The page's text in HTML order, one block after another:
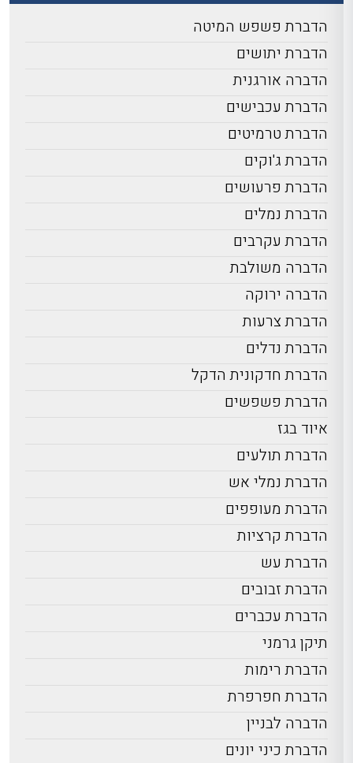
הדברת פשפש המיטה
הדברת יתושים
הדברה אורגנית
הדברת עכבישים
הדברת טרמיטים
הדברת ג'וקים
הדברת פרעושים
הדברת נמלים
הדברת עקרבים
הדברה משולבת
הדברה ירוקה
הדברת צרעות
הדברת נדלים
הדברת חדקונית הדקל
הדברת פשפשים
איוד בגז
הדברת תולעים
הדברת נמלי אש
הדברת מעופפים
הדברת קרציות
הדברת עש
הדברת זבובים
הדברת עכברים
תיקן גרמני
הדברת רימות
הדברת חפרפרת
הדברה לבניין
הדברת כיני יונים